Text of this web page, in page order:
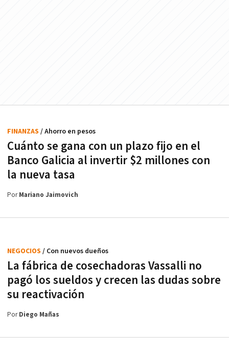
Cuánto se gana con un plazo fijo en el
Banco Galicia al invertir $2 millones con
la nueva tasa
FINANZAS / Ahorro en pesos
PorMariano Jaimovich
La fábrica de cosechadoras Vassalli no
pagó los sueldos y crecen las dudas sobre
su reactivación
NEGOCIOS / Con nuevos dueños
PorDiego Mañas